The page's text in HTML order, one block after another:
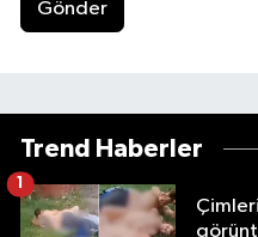
Gönder
Trend Haberler
1